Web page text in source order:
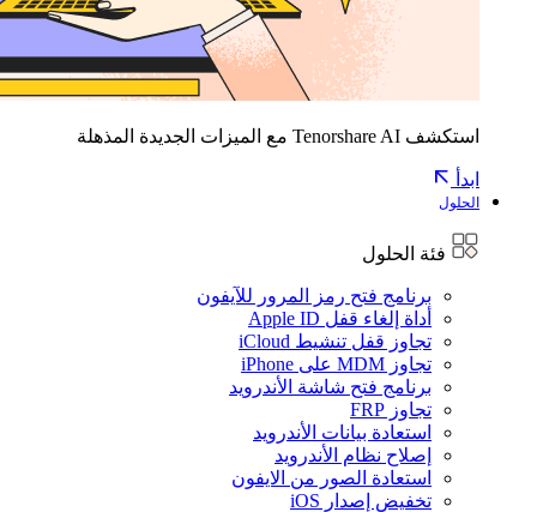
استكشف Tenorshare AI مع الميزات الجديدة المذهلة
ابدأ
الحلول
فئة الحلول
برنامج فتح رمز المرور للآيفون
أداة إلغاء قفل Apple ID
تجاوز قفل تنشيط iCloud
تجاوز MDM على iPhone
برنامج فتح شاشة الأندرويد
تجاوز FRP
استعادة بيانات الأندرويد
إصلاح نظام الأندرويد
استعادة الصور من الايفون
تخفيض إصدار iOS